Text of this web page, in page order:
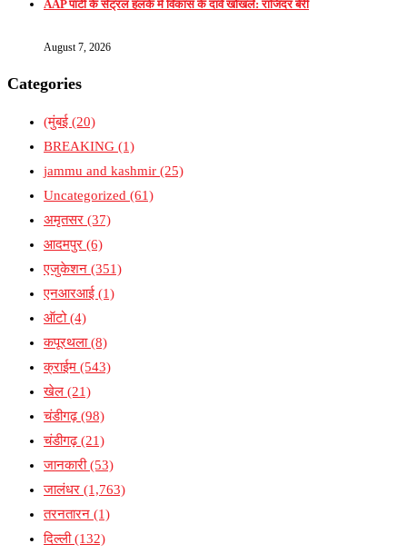
AAP पार्टी के सेंट्रल हलके में विकास के दावे खोखले: राजिंदर बेरी
August 7, 2026
Categories
(मुंबई (20)
BREAKING (1)
jammu and kashmir (25)
Uncategorized (61)
अमृतसर (37)
आदमपुर (6)
एजुकेशन (351)
एनआरआई (1)
ऑटो(4)
कपूरथला(8)
क्राईम (543)
खेल (21)
चंडीगढ़(98)
चंडीगढ़(21)
जानकारी(53)
जालंधर (1,763)
तरनतारन (1)
दिल्ली(132)